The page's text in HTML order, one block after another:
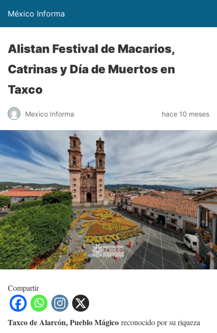
México Informa
Alistan Festival de Macarios,
Catrinas y Día de Muertos en
Taxco
Mexico Informa hace 10 meses
Compartir
Taxco de Alarcón, Pueblo Mágico reconocido por su riqueza